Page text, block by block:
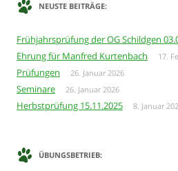
NEUSTE BEITRÄGE:
Frühjahrsprüfung der OG Schildgen
Ehrung für Manfred Kurtenbach 17.
Prüfungen 26. Januar 2026
Seminare 26. Januar 2026
Herbstprüfung 15.11.2025 8. Januar
ÜBUNGSBETRIEB: